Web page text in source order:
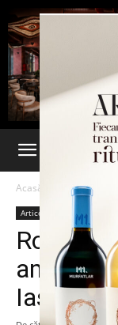
Acasă Articole
Articole
Iași